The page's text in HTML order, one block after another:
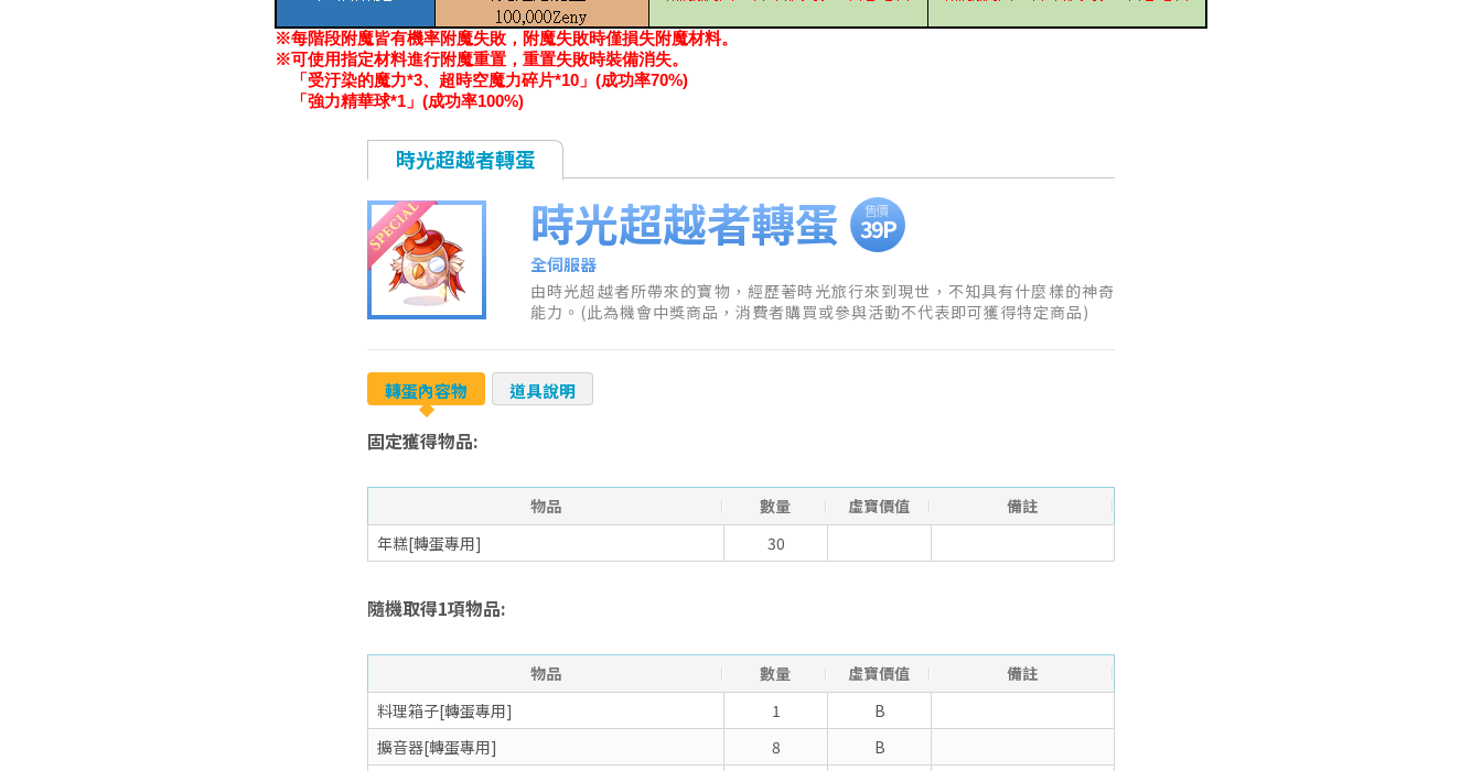
※每階段附魔皆有機率附魔失敗，附魔失敗時僅損失附魔材料。
※可使用指定材料進行附魔重置，重置失敗時裝備消失。
「受汙染的魔力*3、超時空魔力碎片*10」(成功率70%)
「強力精華球*1」(成功率100%)
時光超越者轉蛋
時光超越者轉蛋 39P
全伺服器
由時光超越者所帶來的寶物，經歷著時光旅行來到現世，不知具有什麼樣的神奇
能力。(此為機會中獎商品，消費者購買或參與活動不代表即可獲得特定商品)
轉蛋內容物 道具說明
固定獲得物品:
物品 數量 虛寶價值
備註
年糕[轉蛋專用]
30
隨機取得1項物品:
物品 數量 虛寶價值
備註
料理箱子[轉蛋專用]
1
B
擴音器[轉蛋專用]
8
B